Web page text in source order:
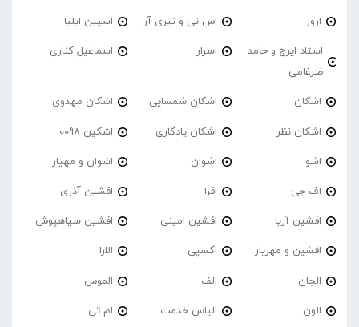
ارور اس تی و تیری آر اسپین ایلیا
استاد ایرج و حامد
ضرغامی
اسرار اسماعیل کناری
اشکان اشکان شمسایی اشکان مهدوی
اشکان نظر اشکان یادگاری اشکین 0098
اشو اشوان اشوان و مهیار
اف جی افرا افشین آذری
افشین آریا افشین امینی افشین سیاهپوش
افشین و مهزیار اکسپی الارا
الجان الف الموس
الون الیاس خدمت ام تی